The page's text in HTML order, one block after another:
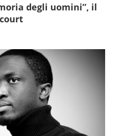
degli uomini”, il